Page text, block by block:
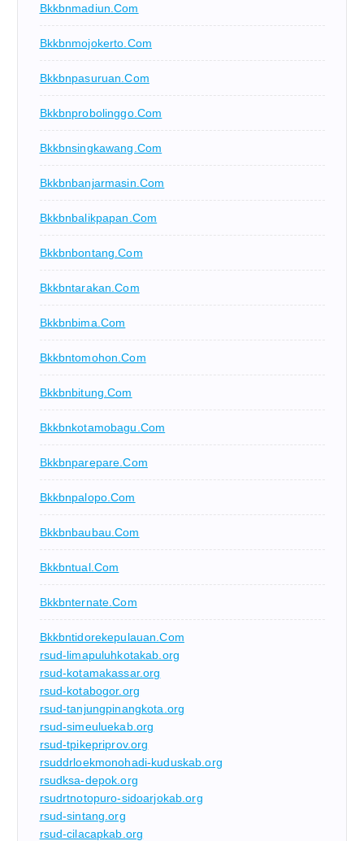
Bkkbnmadiun.com
Bkkbnmojokerto.com
Bkkbnpasuruan.com
Bkkbnprobolinggo.com
Bkkbnsingkawang.com
Bkkbnbanjarmasin.com
Bkkbnbalikpapan.com
Bkkbnbontang.com
Bkkbntarakan.com
Bkkbnbima.com
Bkkbntomohon.com
Bkkbnbitung.com
Bkkbnkotamobagu.com
Bkkbnparepare.com
Bkkbnpalopo.com
Bkkbnbaubau.com
Bkkbntual.com
Bkkbnternate.com
Bkkbntidorekepulauan.com
rsud-limapuluhkotakab.org
rsud-kotamakassar.org
rsud-kotabogor.org
rsud-tanjungpinangkota.org
rsud-simeuluekab.org
rsud-tpikepriprov.org
rsuddrloekmonohadi-kuduskab.org
rsudksa-depok.org
rsudrtnotopuro-sidoarjokab.org
rsud-sintang.org
rsud-cilacapkab.org